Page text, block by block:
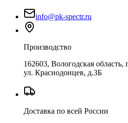
info@pk-spectr.ru
Производство
162603, Вологодская область,
ул. Краснодонцев, д.3Б
Доставка по всей России